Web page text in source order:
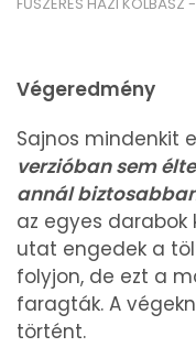
FŰSZERES HÁZI KOLBÁSZ
Végeredmény
Sajnos mindenkit
verzióban sem
annál
az egyes darabok
utat engedek a
folyjon, de ezt a
faragták. A
történt.